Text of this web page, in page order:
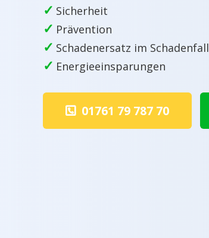
✓ Sicherheit
✓ Prävention
✓ Schadenersatz im Schadenfall
✓ Energieeinsparungen
01761 79 787 70